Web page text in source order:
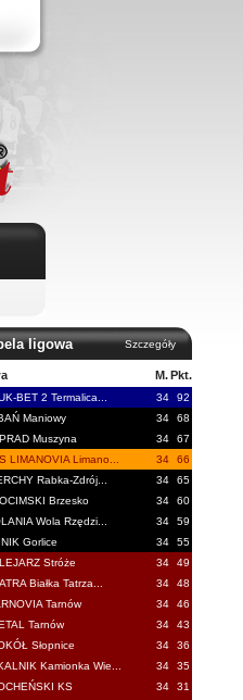
ligowa Szczegóły
M. Pkt.
BET 2 Termalica... 34
92
Maniowy
34
68
Muszyna
34
67
LIMANOVIA Limano...
34
66
Rabka-Zdrój...
34
65
Brzesko
34
60
Wola Rzędzi...
34
59
Gorlice
34
55
Stróże
34
49
Białka Tatrza...
34
48
Tarnów
34
46
Tarnów
34
43
Słopnice
34
36
Kamionka Wie...
34
35
KS
34
31